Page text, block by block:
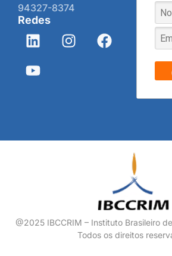
94327-8374
Redes
@2025 IBCCRIM – Instituto Brasileiro
Todos os direitos